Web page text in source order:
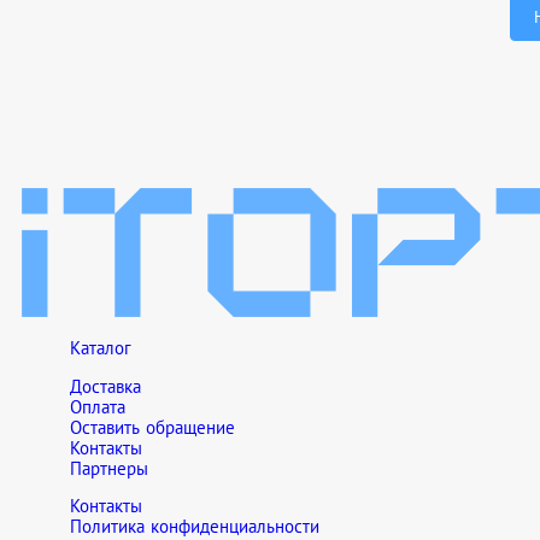
Каталог
Доставка
Оплата
Оставить обращение
Контакты
Партнеры
Контакты
Политика конфиденциальности